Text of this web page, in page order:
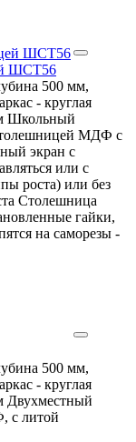
ШСТ56
500 мм,
- круглая
Школьный
МДФ с
экран с
или с
роста) или без
Столешница
гайки,
на саморезы -
500 мм,
- круглая
Двухместный
с литой